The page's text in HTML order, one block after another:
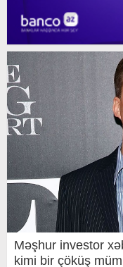
Məşhur investor
kimi bir çöküş